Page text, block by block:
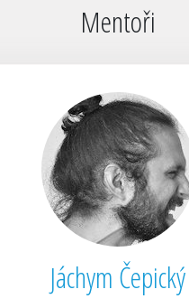
Mentoři
Jáchym Čepický